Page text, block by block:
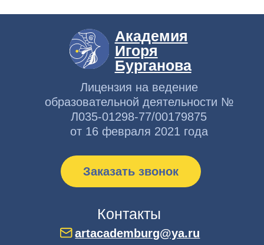
Навигация
Документы
Контакты
Программы
Педагоги
Публикации
Книги
Контакты
г. Москва, Большой Афанасьевский пер.
д.15 стр.1
artacademburg@ya.ru
+7 (985) 999-43-90